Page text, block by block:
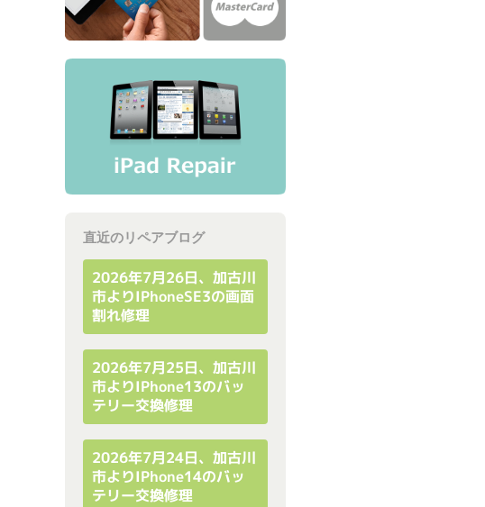
直近のリペアブログ
2026年7月26日、加古川
市よりiPhoneSE3の画面
割れ修理
2026年7月25日、加古川
市よりiPhone13のバッ
テリー交換修理
2026年7月24日、加古川
市よりiPhone14のバッ
テリー交換修理